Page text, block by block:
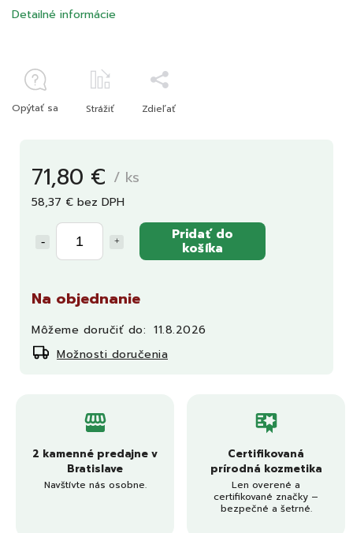
71,80 € / ks
58,37 € bez DPH
Pridať do
košíka
Na objednanie
Môžeme doručiť do: 11.8.2026
Možnosti doručenia
Detailné informácie
Opýtať sa Strážiť Zdieľať
2 kamenné predajne v
Bratislave
Navštívte nás osobne.
Certifikovaná
prírodná kozmetika
Len overené a
certifikované značky –
bezpečné a šetrné.